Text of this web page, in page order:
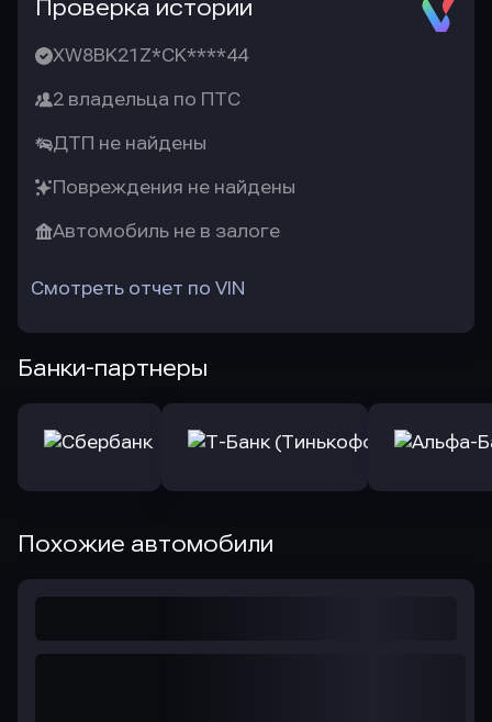
Проверка истории
XW8BK21Z*CK****44
2 владельца по ПТС
ДТП не найдены
Повреждения не найдены
Автомобиль не в залоге
Смотреть отчет по VIN
Банки-партнеры
Похожие автомобили